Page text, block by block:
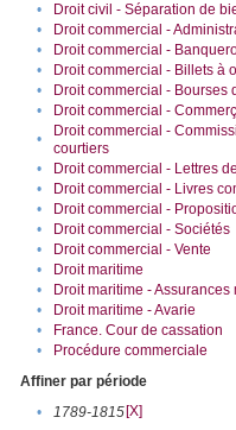
•
Droit civil - Séparation de
•
Droit commercial -
•
Droit commercial -
•
Droit commercial - Billets à
•
Droit commercial - Bourses
•
Droit commercial -
•
Droit commercial -
courtiers
• Droit commercial - Lettres
•
Droit commercial - Livres
•
Droit commercial -
•
Droit commercial - Sociétés
•
Droit commercial - Vente
•
Droit maritime
•
Droit maritime - Assurances
•
Droit maritime - Avarie
•
France. Cour de cassation
•
Procédure commerciale
Affiner par période
•
1789-1815[X]